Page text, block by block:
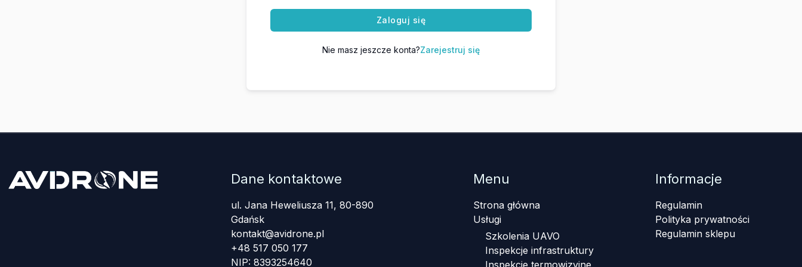
Zaloguj się
Nie masz jeszcze konta?Zarejestruj się
Dane kontaktowe
ul. Jana Heweliusza 11, 80-890
Gdańsk
kontakt@avidrone.pl
+48 517 050 177
NIP: 8393254640
Menu
Strona główna
Usługi
Szkolenia UAVO
Inspekcje infrastruktury
Informacje
Regulamin
Polityka prywatności
Regulamin sklepu